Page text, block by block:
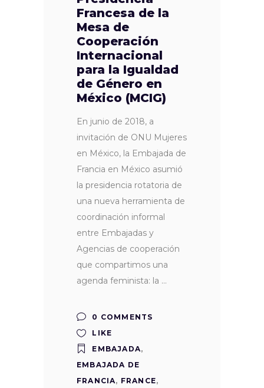
Francesa de la
Mesa de
Cooperación
Internacional
para la Igualdad
de Género en
México (MCIG)
En junio de 2018, a
invitación de ONU Mujeres
en México, la Embajada de
Francia en México asumió
la presidencia rotatoria de
una nueva herramienta de
coordinación informal
entre Embajadas y
Agencias de cooperación
que compartimos una
agenda feminista: la
0 COMMENTS
LIKE
EMBAJADA,
EMBAJADA DE
FRANCIA, FRANCE,